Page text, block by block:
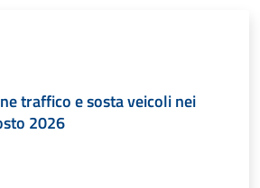
traffico e sosta veicoli nei
2026